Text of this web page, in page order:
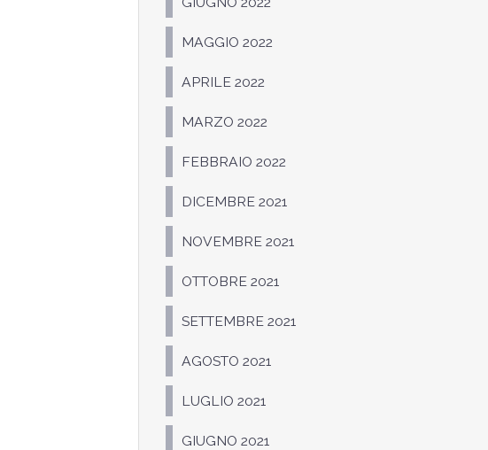
MAGGIO 2022
APRILE 2022
MARZO 2022
FEBBRAIO 2022
DICEMBRE 2021
NOVEMBRE 2021
OTTOBRE 2021
SETTEMBRE 2021
AGOSTO 2021
LUGLIO 2021
GIUGNO 2021